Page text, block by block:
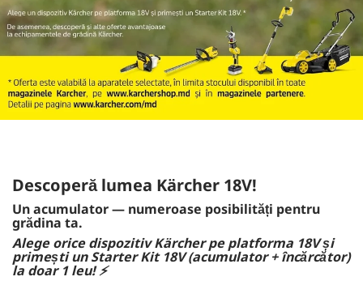
Descoperă lumea Kärcher 18V!
Un acumulator — numeroase posibilități pentru
grădina ta.
Alege orice dispozitiv Kärcher pe platforma 18V și
primești un Starter Kit 18V (acumulator + încărcător)
la doar 1 leu! ⚡